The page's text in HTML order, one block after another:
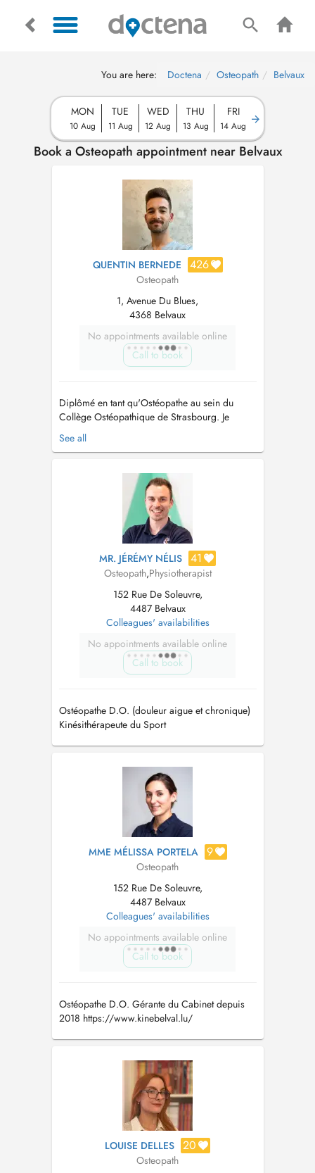
You are here: Doctena Osteopath Belvaux
MON
10 Aug
TUE
11 Aug
WED
12 Aug
THU
13 Aug
FRI
14 Aug
Book a Osteopath appointment near Belvaux
QUENTIN BERNEDE 426
Osteopath
1, Avenue Du Blues,
4368 Belvaux
No appointments available online
Call to book
Diplômé en tant qu'Ostéopathe au sein du
Collège Ostéopathique de Strasbourg. Je
travaille actuellement dans un cabinet
paramédical de Belval, au Luxembourg, où
techniques de traitements : Structurel,
musculaire, viscéral, crânien et fascial. L'utilis...
See all
MR. JÉRÉMY NÉLIS 41
Osteopath,Physiotherapist
152 Rue De Soleuvre,
4487 Belvaux
Colleagues' availabilities
No appointments available online
Call to book
Ostéopathe D.O. (douleur aigue et chronique)
Kinésithérapeute du Sport
MME MÉLISSA PORTELA 9
Osteopath
152 Rue De Soleuvre,
4487 Belvaux
Colleagues' availabilities
No appointments available online
Call to book
Ostéopathe D.O. Gérante du Cabinet depuis
2018 https://www.kinebelval.lu/
LOUISE DELLES 20
Osteopath